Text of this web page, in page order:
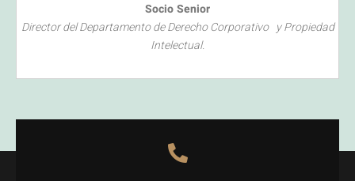
Socio Senior
Director del Departamento de Derecho Corporativo y Propiedad
Intelectual.